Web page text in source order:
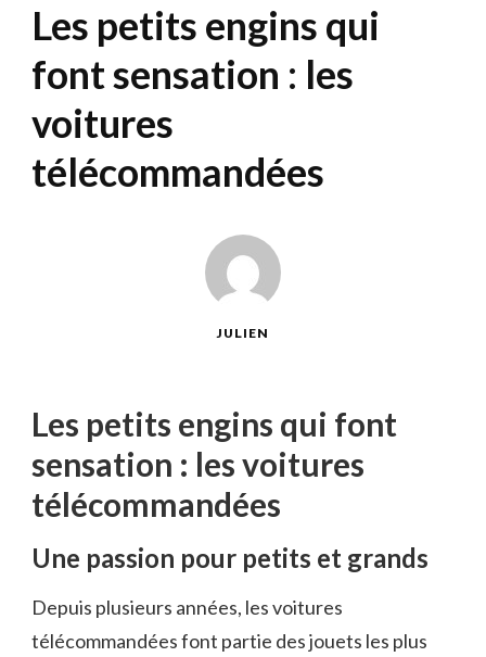
Les petits engins qui
font sensation : les
voitures
télécommandées
JULIEN
Les petits engins qui font
sensation : les voitures
télécommandées
Une passion pour petits et grands
Depuis plusieurs années, les voitures
télécommandées font partie des jouets les plus